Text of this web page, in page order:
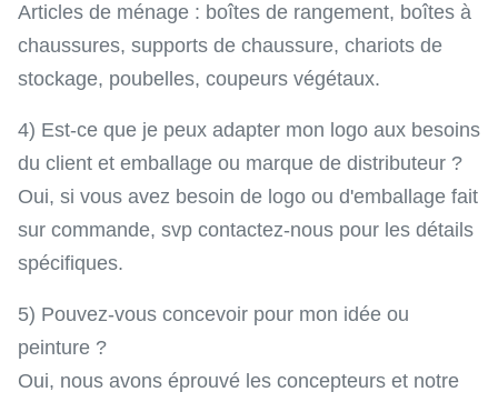
Articles de ménage : boîtes de rangement, boîtes à
chaussures, supports de chaussure, chariots de
stockage, poubelles, coupeurs végétaux.
4) Est-ce que je peux adapter mon logo aux besoins
du client et emballage ou marque de distributeur ?
Oui, si vous avez besoin de logo ou d'emballage fait
sur commande, svp contactez-nous pour les détails
spécifiques.
5) Pouvez-vous concevoir pour mon idée ou
peinture ?
Oui, nous avons éprouvé les concepteurs et notre